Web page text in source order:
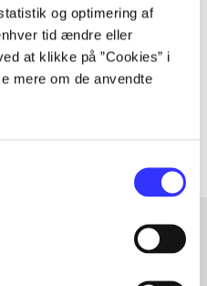
og optimering af
tid ændre eller
at klikke på ”Cookies” i
mere om de anvendte
amet ...